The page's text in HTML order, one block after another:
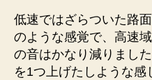
低速ではざらついた路
のような感覚で、高速
の音はかなり減りまし
を1つ上げたしような感